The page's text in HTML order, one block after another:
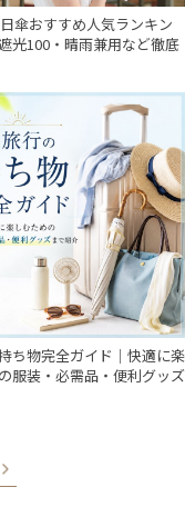
日傘おすすめ人気ランキン
光100・晴雨兼用など徹底
ち物完全ガイド｜快適に楽
服装・必需品・便利グッズ